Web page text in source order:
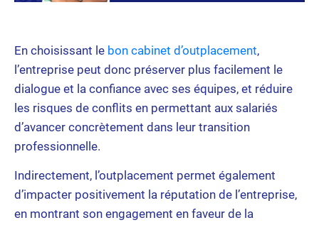
En choisissant le bon cabinet d’outplacement,
l’entreprise peut donc préserver plus facilement le
dialogue et la confiance avec ses équipes, et réduire
les risques de conflits en permettant aux salariés
d’avancer concrètement dans leur transition
professionnelle.
Indirectement, l’outplacement permet également
d’impacter positivement la réputation de l’entreprise,
en montrant son engagement en faveur de la